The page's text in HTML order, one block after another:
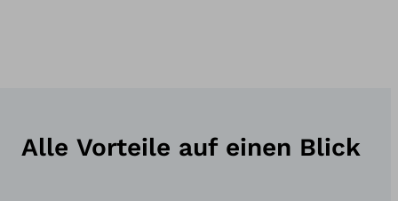
Alle Vorteile auf einen Blick